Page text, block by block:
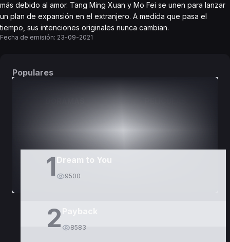
más debido al amor. Tang Ming Xuan y Mo Fei se unen para lanzar
un plan de expansión en el extranjero. A medida que pasa el
tiempo, sus intenciones originales nunca cambian.
Fecha de emisión: 23-09-2021
Populares
1 Dream to You
9500
2 8583